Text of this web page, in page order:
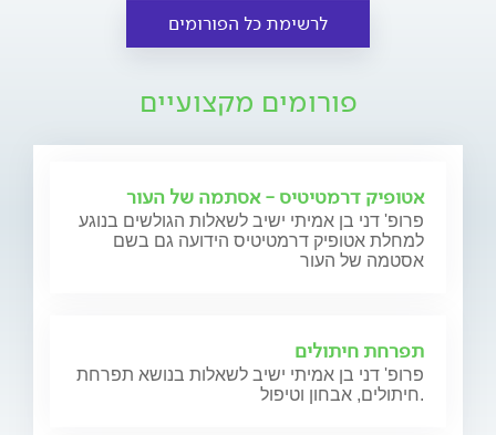
לרשימת כל הפורומים
פורומים מקצועיים
אטופיק דרמטיטיס - אסתמה של העור
פרופ' דני בן אמיתי ישיב לשאלות הגולשים בנוגע
למחלת אטופיק דרמטיטיס הידועה גם בשם
אסטמה של העור
תפרחת חיתולים
פרופ' דני בן אמיתי ישיב לשאלות בנושא תפרחת
חיתולים, אבחון וטיפול.